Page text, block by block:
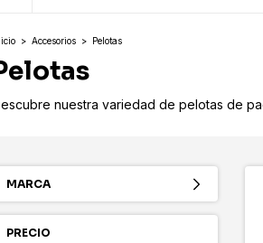
> Accesorios > Pelotas
nuestra variedad de pelotas de
MARCA
PRECIO